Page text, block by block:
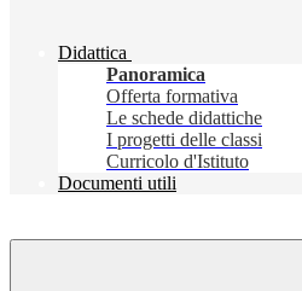
Didattica
Panoramica
Offerta formativa
Le schede didattiche
I progetti delle classi
Curricolo d'Istituto
Documenti utili